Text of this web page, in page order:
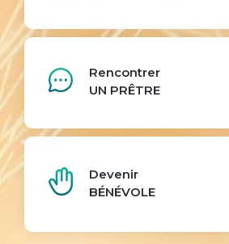
Rencontrer
UN PRÊTRE
Devenir
BÉNÉVOLE